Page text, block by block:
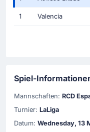
1 Valencia
Spiel-
Mannschaften: RCD
Turnier: LaLiga
Datum: Wednesday, 13